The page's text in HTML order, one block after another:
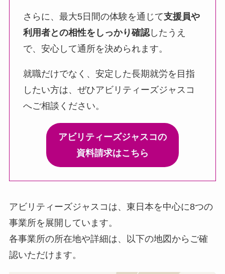
さらに、最大5日間の体験を通じて支援員や
利用者との相性をしっかり確認したうえ
で、安心して通所を決められます。
就職だけでなく、安定した長期就労を目指
したい方は、ぜひアビリティーズジャスコ
へご相談ください。
アビリティーズジャスコの
資料請求はこちら
アビリティーズジャスコは、東日本を中心に8つの
事業所を展開しています。
各事業所の所在地や詳細は、以下の地図からご確
認いただけます。